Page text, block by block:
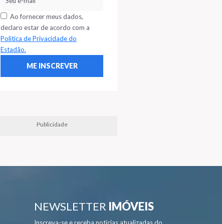
Ao fornecer meus dados,
declaro estar de acordo com a
Política de Privacidade do
Estadão.
Publicidade
NEWSLETTER IMÓVEIS